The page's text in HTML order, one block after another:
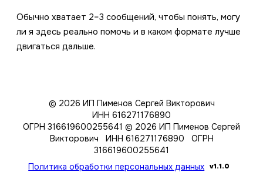
Обычно хватает 2–3 сообщений, чтобы понять, могу
ли я здесь реально помочь и в каком формате лучше
двигаться дальше.
© 2026 ИП Пименов Сергей Викторович
ИНН 616271176890
ОГРН 316619600255641 © 2026 ИП Пименов Сергей
Викторович ИНН 616271176890 ОГРН
316619600255641
Политика обработки персональных данных v1.1.0